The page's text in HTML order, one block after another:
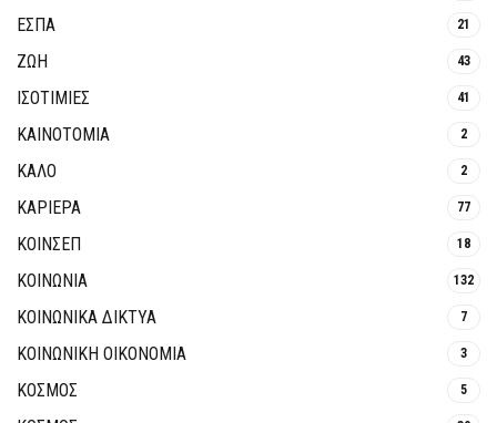
ΕΣΠΑ 21
ΖΩΗ 43
ΙΣΟΤΙΜΙΕΣ 41
ΚΑΙΝΟΤΟΜΊΑ 2
ΚΑΛΟ 2
ΚΑΡΙΕΡΑ 77
ΚΟΙΝΣΕΠ 18
ΚΟΙΝΩΝΙΑ 132
ΚΟΙΝΩΝΙΚΆ ΔΊΚΤΥΑ 7
ΚΟΙΝΩΝΙΚΉ ΟΙΚΟΝΟΜΊΑ 3
ΚΟΣΜΟΣ 5